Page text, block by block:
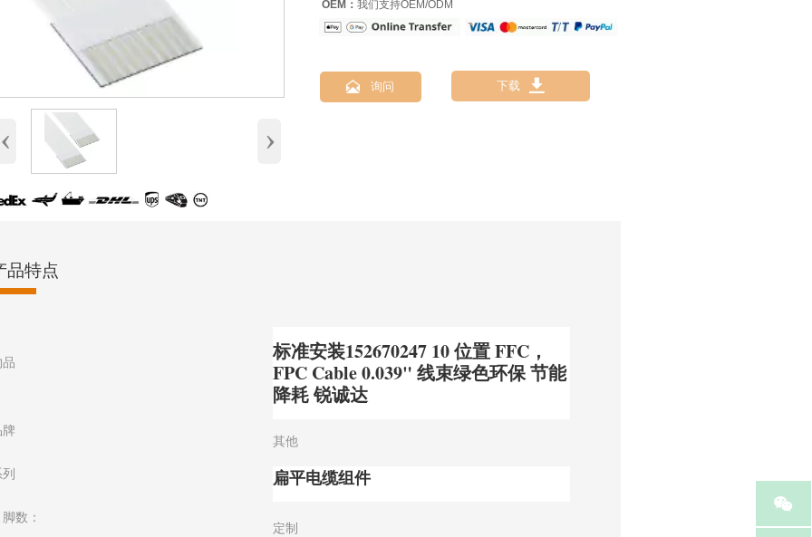
‹ ›
OEM： 我们支持OEM/ODM
 询问 下载 
品特点
品
标准安装152670247 10 位置 FFC，
FPC Cable 0.039" 线束绿色环保 节能
降耗 锐诚达
牌
其他
扁平电缆组件
数：
定制
